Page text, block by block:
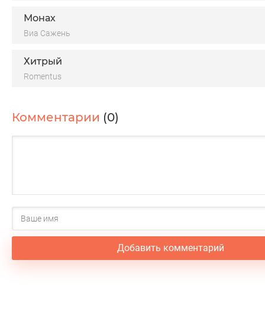
Монах
Виа Сажень
Хитрый
Romentus
Комментарии (0)
Добавить комментарий